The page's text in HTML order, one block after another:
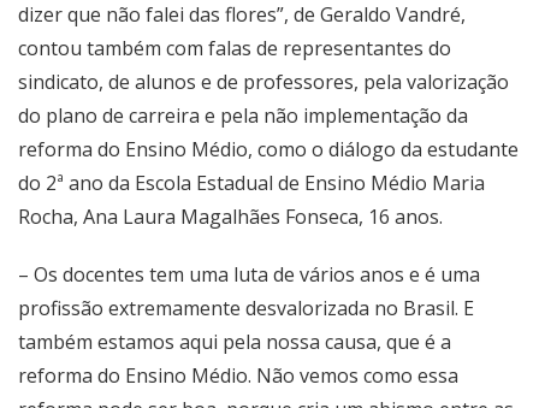
dizer que não falei das flores”, de Geraldo Vandré,
contou também com falas de representantes do
sindicato, de alunos e de professores, pela valorização
do plano de carreira e pela não implementação da
reforma do Ensino Médio, como o diálogo da estudante
do 2ª ano da Escola Estadual de Ensino Médio Maria
Rocha, Ana Laura Magalhães Fonseca, 16 anos.
– Os docentes tem uma luta de vários anos e é uma
profissão extremamente desvalorizada no Brasil. E
também estamos aqui pela nossa causa, que é a
reforma do Ensino Médio. Não vemos como essa